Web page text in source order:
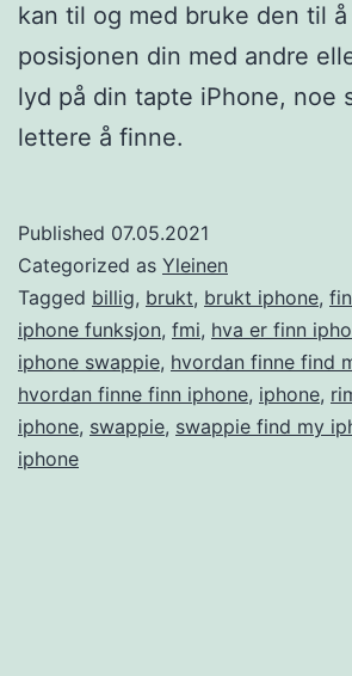
kan til og med bruke den til
posisjonen din med andre
lyd på din tapte iPhone, noe
lettere å finne.
Published 07.05.2021
Categorized as Yleinen
Tagged billig, brukt, brukt iphone,
iphone funksjon, fmi, hva er finn
iphone swappie, hvordan finne find
hvordan finne finn iphone, iphone,
iphone, swappie, swappie find my
iphone